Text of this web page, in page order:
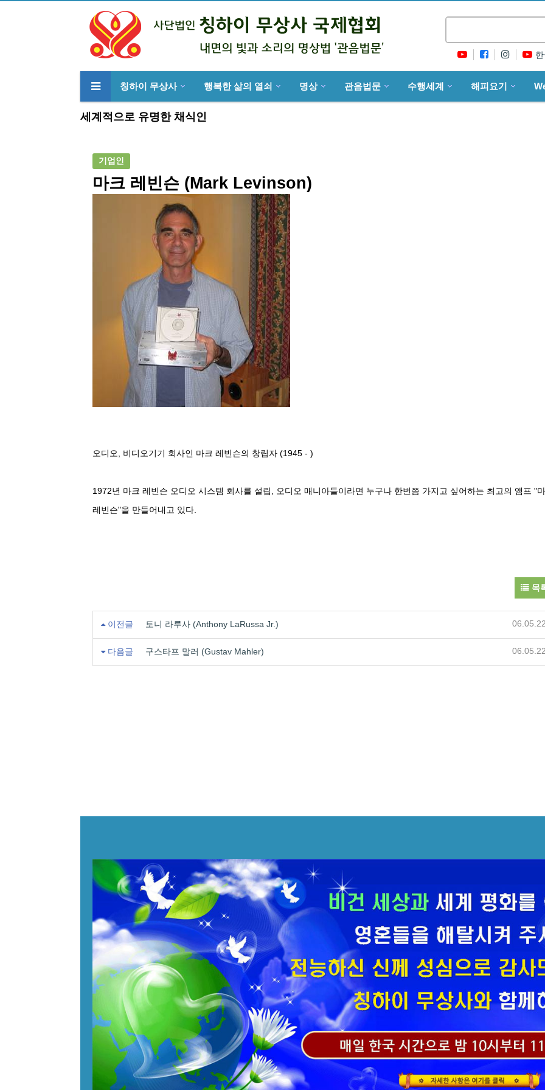
칭하이 무상사 행복한 삶의 열쇠 명상 관음법문 수행세계 해피요기
세계적으로 유명한 채식인
기업인
마크 레빈슨 (Mark Levinson)
오디오, 비디오기기 회사인 마크 레빈슨의 창립자 (1945 - )
1972년 마크 레빈슨 오디오 시스템 회사를 설립, 오디오 매니아들이라면 누구나 한번쯤 가지고 싶어하는 최고의 앰프 "
레빈슨"을 만들어내고 있다.
목
이전글 토니 라루사 (Anthony LaRussa Jr.)
다음글 구스타프 말러 (Gustav Mahler)